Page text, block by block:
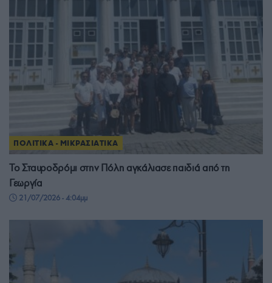
ΠΟΛΙΤΙΚΑ - ΜΙΚΡΑΣΙΑΤΙΚΑ
Το Σταυροδρόμι στην Πόλη αγκάλιασε παιδιά από τη
Γεωργία
21/07/2026 - 4:04μμ